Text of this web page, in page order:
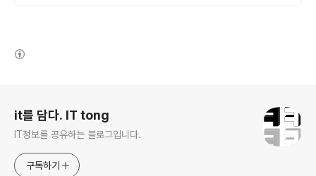
it를 담다. IT tong
IT정보를 공유하는 블로그입니다.
구독하기